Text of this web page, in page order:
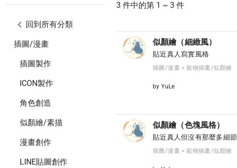
回到所有分類
插圖/漫畫
插圖製作
ICON製作
角色創造
似顏繪/素描
漫畫創作
LINE貼圖創作
3 件中的第 1 ~ 3 件
似顏繪（細緻風）
貼近真人寫實風格
插圖/漫畫 > 寵物插畫/似顏繪
by YuLe
似顏繪（色塊風格）
貼近真人但沒有那麼多細節
插圖/漫畫 > 寵物插畫/似顏繪